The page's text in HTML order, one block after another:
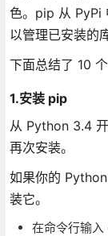
色。pip 从 PyPi
以管理已安装的
下面总结了 10
1.安装 pip
从 Python 3.4
再次安装。
如果你的
装它。
在命令行输入